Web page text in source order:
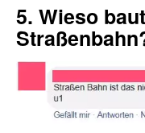
5. Wieso